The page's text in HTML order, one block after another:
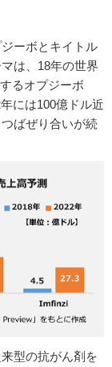
ーボとキイトル
は、18年の世界
るオプジーボ
には100億ドル近
ばぜり合いが続
型の抗がん剤を